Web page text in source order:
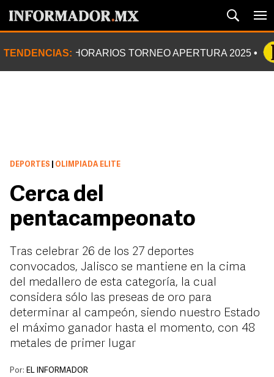
TENDENCIAS: HORARIOS TORNEO APERTURA 2025
DEPORTES OLIMPIADA ELITE
Cerca del
pentacampeonato
Tras celebrar 26 de los 27 deportes
convocados, Jalisco se mantiene en la cima
del medallero de esta categoría, la cual
considera sólo las preseas de oro para
determinar al campeón, siendo nuestro Estado
el máximo ganador hasta el momento, con 48
metales de primer lugar
Por: EL INFORMADOR